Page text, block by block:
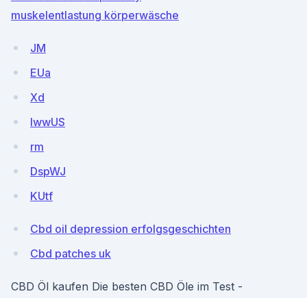
muskelentlastung körperwäsche
JM
EUa
Xd
lwwUS
rm
DspWJ
KUtf
Cbd oil depression erfolgsgeschichten
Cbd patches uk
CBD Öl kaufen Die besten CBD Öle im Test -